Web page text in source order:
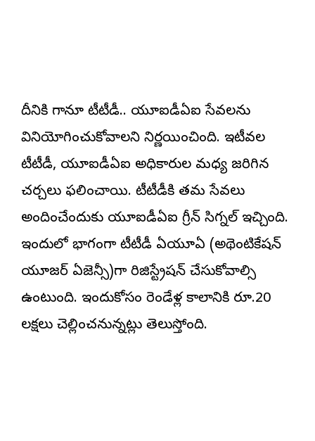
దీనికి గానూ టీటీడీ.. యూఐడీఏఐ సేవలను
వినియోగించుకోవాలని నిర్ణయించింది. ఇటీవల
టీటీడీ, యూఐడీఏఐ అధికారుల మధ్య జరిగిన
చర్చలు ఫలించాయి. టీటీడీకి తమ సేవలు
అందించేందుకు యూఐడీఏఐ గ్రీన్ సిగ్నల్ ఇచ్చింది.
ఇందులో భాగంగా టీటీడీ ఏయూఏ (అథెంటికేషన్‌
యూజర్‌ ఏజెన్సీ)గా రిజిస్ట్రేషన్ చేసుకోవాల్సి
ఉంటుంది. ఇందుకోసం రెండేళ్ల కాలానికి రూ.20
లక్షలు చెల్లించనున్నట్లు తెలుస్తోంది.